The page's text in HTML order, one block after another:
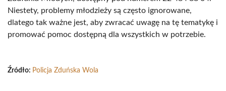
Niestety, problemy młodzieży są często ignorowane,
dlatego tak ważne jest, aby zwracać uwagę na tę tematykę i
promować pomoc dostępną dla wszystkich w potrzebie.
Źródło: Policja Zduńska Wola